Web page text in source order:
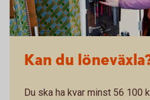
Kan du
Du ska ha kvar minst 56 100